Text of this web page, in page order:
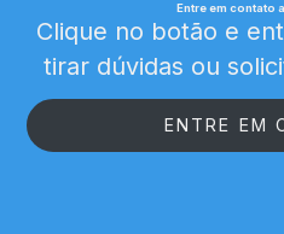
Entre em contato
Clique no botão e
tirar dúvidas ou
ENTRE EM